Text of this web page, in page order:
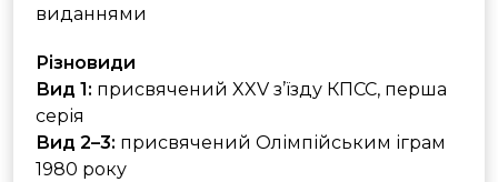
виданнями
Різновиди
Вид 1: присвячений XXV з’їзду КПСС, перша
серія
Вид 2–3: присвячений Олімпійським іграм
1980 року